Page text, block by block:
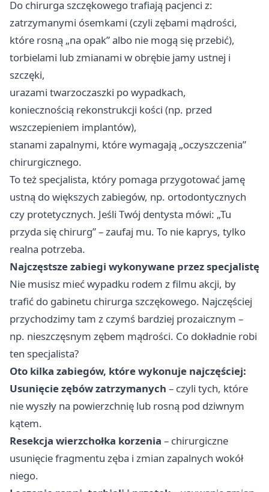
Do chirurga szczękowego trafiają pacjenci z:
zatrzymanymi ósemkami (czyli zębami mądrości,
które rosną „na opak” albo nie mogą się przebić),
torbielami lub zmianami w obrębie jamy ustnej i
szczęki,
urazami twarzoczaszki po wypadkach,
koniecznością rekonstrukcji kości (np. przed
wszczepieniem implantów),
stanami zapalnymi, które wymagają „oczyszczenia”
chirurgicznego.
To też specjalista, który pomaga przygotować jamę
ustną do większych zabiegów, np. ortodontycznych
czy protetycznych. Jeśli Twój dentysta mówi: „Tu
przyda się chirurg” – zaufaj mu. To nie kaprys, tylko
realna potrzeba.
Najczęstsze zabiegi wykonywane przez specjalistę
Nie musisz mieć wypadku rodem z filmu akcji, by
trafić do gabinetu chirurga szczękowego. Najczęściej
przychodzimy tam z czymś bardziej prozaicznym –
np. nieszczęsnym zębem mądrości. Co dokładnie robi
ten specjalista?
Oto kilka zabiegów, które wykonuje najczęściej:
Usunięcie zębów zatrzymanych – czyli tych, które
nie wyszły na powierzchnię lub rosną pod dziwnym
kątem.
Resekcja wierzchołka korzenia – chirurgiczne
usunięcie fragmentu zęba i zmian zapalnych wokół
niego.